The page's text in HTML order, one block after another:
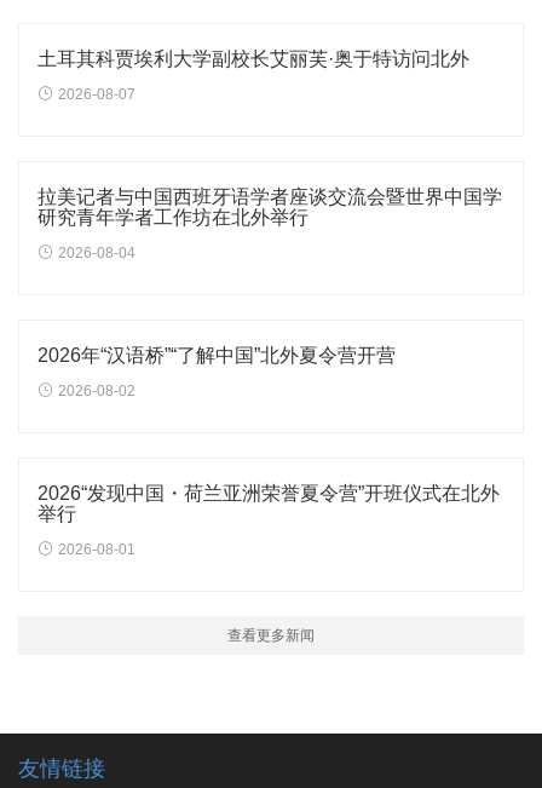
土耳其科贾埃利大学副校长艾丽芙·奥于特访问北外
2026-08-07
拉美记者与中国西班牙语学者座谈交流会暨世界中国学
研究青年学者工作坊在北外举行
2026-08-04
2026年“汉语桥”“了解中国”北外夏令营开营
2026-08-02
2026“发现中国・荷兰亚洲荣誉夏令营”开班仪式在北外
举行
2026-08-01
查看更多新闻
友情链接